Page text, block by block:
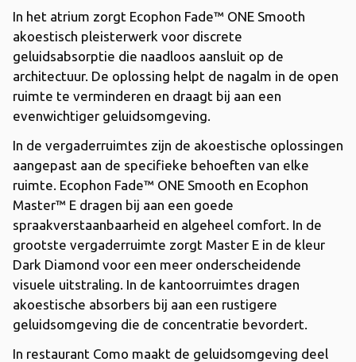
In het atrium zorgt Ecophon Fade™ ONE Smooth
akoestisch pleisterwerk voor discrete
geluidsabsorptie die naadloos aansluit op de
architectuur. De oplossing helpt de nagalm in de open
ruimte te verminderen en draagt ​​bij aan een
evenwichtiger geluidsomgeving.
In de vergaderruimtes zijn de akoestische oplossingen
aangepast aan de specifieke behoeften van elke
ruimte. Ecophon Fade™ ONE Smooth en Ecophon
Master™ E dragen bij aan een goede
spraakverstaanbaarheid en algeheel comfort. In de
grootste vergaderruimte zorgt Master E in de kleur
Dark Diamond voor een meer onderscheidende
visuele uitstraling. In de kantoorruimtes dragen
akoestische absorbers bij aan een rustigere
geluidsomgeving die de concentratie bevordert.
In restaurant Como maakt de geluidsomgeving deel